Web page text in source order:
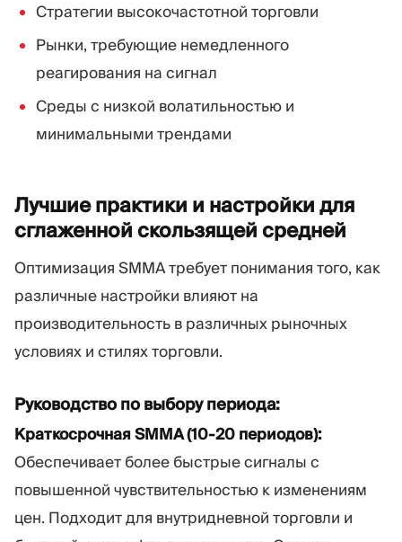
Стратегии высокочастотной торговли
Рынки, требующие немедленного
реагирования на сигнал
Среды с низкой волатильностью и
минимальными трендами
Лучшие практики и настройки для
сглаженной скользящей средней
Оптимизация SMMA требует понимания того, как
различные настройки влияют на
производительность в различных рыночных
условиях и стилях торговли.
Руководство по выбору периода:
Краткосрочная SMMA (10-20 периодов):
Обеспечивает более быстрые сигналы с
повышенной чувствительностью к изменениям
цен. Подходит для внутридневной торговли и